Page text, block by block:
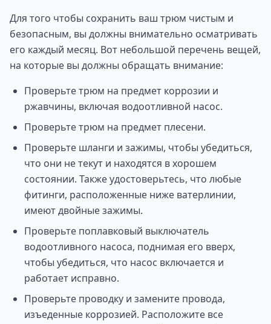
Для того чтобы сохранить ваш трюм чистым и
безопасным, вы должны внимательно осматривать
его каждый месяц. Вот небольшой перечень вещей,
на которые вы должны обращать внимание:
Проверьте трюм на предмет коррозии и
ржавчины, включая водоотливной насос.
Проверьте трюм на предмет плесени.
Проверьте шланги и зажимы, чтобы убедиться,
что они не текут и находятся в хорошем
состоянии. Также удостоверьтесь, что любые
фитинги, расположенные ниже ватерлинии,
имеют двойные зажимы.
Проверьте поплавковый выключатель
водоотливного насоса, поднимая его вверх,
чтобы убедиться, что насос включается и
работает исправно.
Проверьте проводку и замените провода,
изъеденные коррозией. Расположите все